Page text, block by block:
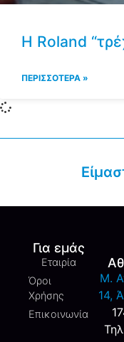
H Roland
ΠΕΡΙΣΣΟΤΕΡΑ »
Για εμάς
Εταιρία
Όροι
Χρήσης
Επικοινωνία
M.
14,